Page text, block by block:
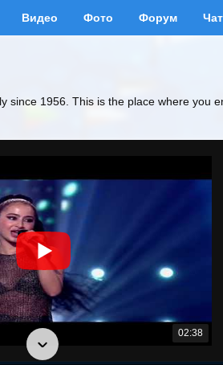
Видео Фото Форум Чат
1956. This is the place where you
02:38